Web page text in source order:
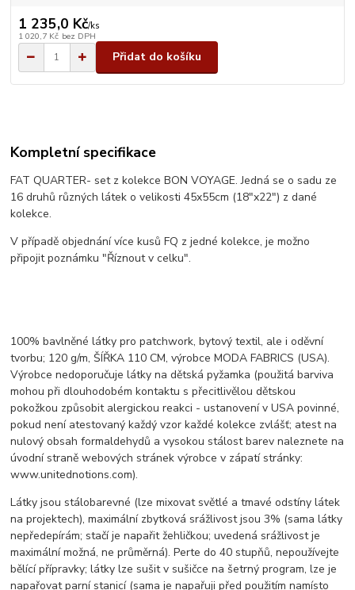
1 235,0 Kč/ks
1 020,7 Kč bez DPH
Přidat do košíku
Kompletní specifikace
FAT QUARTER- set z kolekce BON VOYAGE. Jedná se o sadu ze
16 druhů různých látek o velikosti 45x55cm (18"x22") z dané
kolekce.
V případě objednání více kusů FQ z jedné kolekce, je možno
připojit poznámku "Říznout v celku".
100% bavlněné látky pro patchwork, bytový textil, ale i oděvní
tvorbu; 120 g/m, ŠÍŘKA 110 CM, výrobce MODA FABRICS (USA).
Výrobce nedoporučuje látky na dětská pyžamka (použitá barviva
mohou při dlouhodobém kontaktu s přecitlivělou dětskou
pokožkou způsobit alergickou reakci - ustanovení v USA povinné,
pokud není atestovaný každý vzor každé kolekce zvlášť; atest na
nulový obsah formaldehydů a vysokou stálost barev naleznete na
úvodní straně webových stránek výrobce v zápatí stránky:
www.unitednotions.com).
Látky jsou stálobarevné (lze mixovat světlé a tmavé odstíny látek
na projektech), maximální zbytková srážlivost jsou 3% (sama látky
nepředepírám; stačí je napařit žehličkou; uvedená srážlivost je
maximální možná, ne průměrná). Perte do 40 stupňů, nepoužívejte
bělící přípravky; látky lze sušit v sušičce na šetrný program, lze je
napařovat parní stanicí (sama je napařuji před použitím namísto